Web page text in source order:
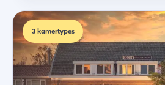
3 kamertypes